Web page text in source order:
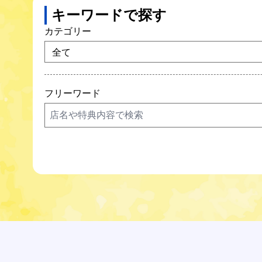
キーワードで探す
カテゴリー
フリーワード